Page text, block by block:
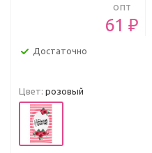
опт
61 ₽
Достаточно
Цвет: розовый